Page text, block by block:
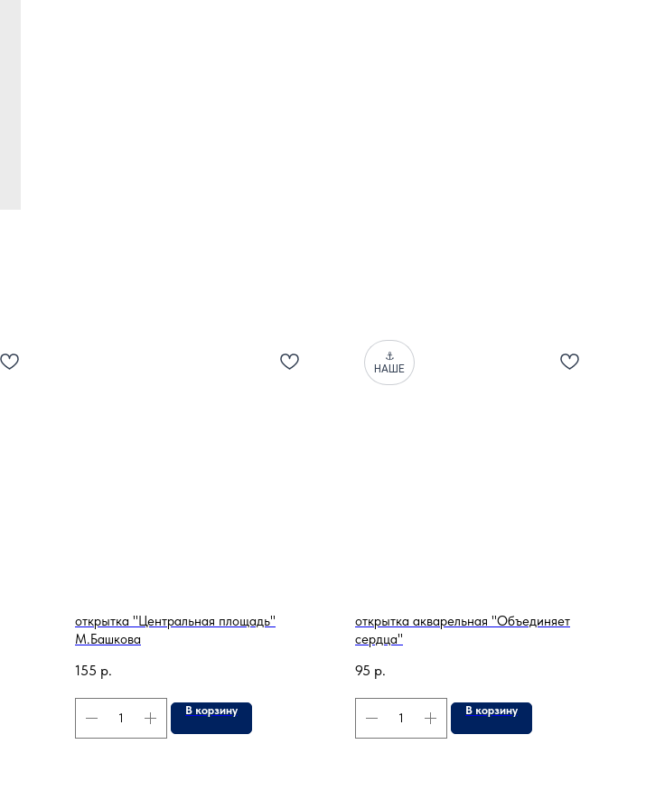
открытка "Центральная площадь"
М.Башкова
155 р.
В корзину
⚓
НАШЕ
открытка акварельная "Объединяет
сердца"
95 р.
В корзину